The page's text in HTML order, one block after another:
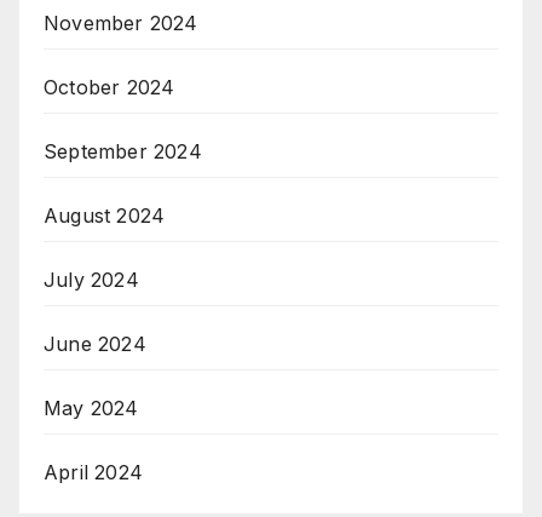
November 2024
October 2024
September 2024
August 2024
July 2024
June 2024
May 2024
April 2024